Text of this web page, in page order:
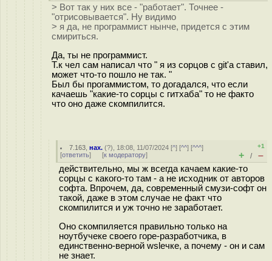
> Вот так у них все - "работает". Точнее -
"отрисовывается". Ну видимо
> я да, не программист нынче, придется с этим
смириться.
Да, ты не программист.
Т.к чел сам написал что " я из сорцов с git'а ставил,
может что-то пошло не так. "
Был бы прогаммистом, то догадался, что если
качаешь "какие-то сорцы с гитхаба" то не факто
что оно даже скомпилится.
7.163 ,нах. (?), 18:08, 11/07/2024 [^] [^^] [^^^]
[ответить] [к модератору]
+1
+ / –
действительно, мы ж всегда качаем какие-то
сорцы с какого-то там - а не исходник от авторов
софта. Впрочем, да, современный смузи-софт он
такой, даже в этом случае не факт что
скомпилится и уж точно не заработает.
Оно скомпиляется правильно только на
ноутбучеке своего горе-разработчика, в
единственно-верной wslечке, а почему - он и сам
не знает.